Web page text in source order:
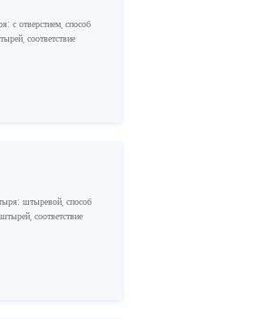
с отверстием, способ
соответствие
штыревой, способ
соответствие